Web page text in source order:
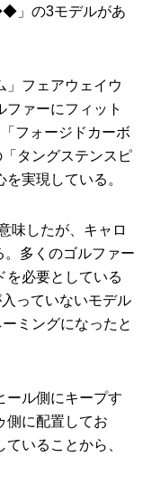
」の3モデルがあ
」フェアウェイウ
ファーにフィット
フォージドカーボ
タングステンスピ
実現している。
味したが、キャロ
。多くのゴルファー
を必要としている
っていないモデル
ミングになったと
ール側にキープす
側に配置してお
いることから、